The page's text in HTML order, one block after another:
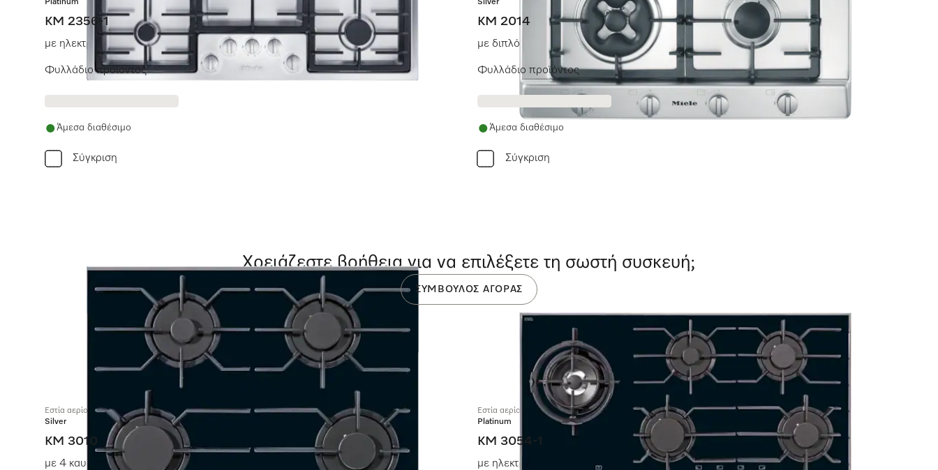
Platinum
KM 2356-1
με ηλεκτρονικές λειτουργίες για μέγιστη ασφάλεια και ευκολία χρήσης.
Φυλλάδιο προϊόντος
Άμεσα διαθέσιμο
Σύγκριση
Silver
KM 2014
με διπλό καυστήρα wok για ιδιαίτερα μεγάλο εύρος χωρητικότητας καυστήρα.
Φυλλάδιο προϊόντος
Άμεσα διαθέσιμο
Σύγκριση
Εστία αερίου
Silver
KM 3010
με 4 καυστήρες
Εστία αερίου
Platinum
KM 3054-1
με ηλεκτρονικές λειτουργίες για μέγιστη ασφάλεια και ευκολία χρήσης.
Χρειάζεστε βοήθεια για να επιλέξετε τη σωστή συσκευή;
ΣΎΜΒΟΥΛΟΣ ΑΓΟΡΆΣ